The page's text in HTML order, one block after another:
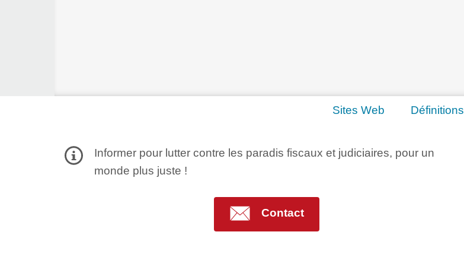
Sites Web Définitions
Informer pour lutter contre les paradis fiscaux et judiciaires, pour un
monde plus juste !
Contact